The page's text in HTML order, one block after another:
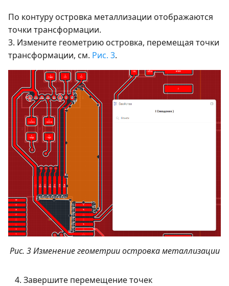
По контуру островка металлизации отображаются
точки трансформации.
3. Измените геометрию островка, перемещая точки
трансформации, см. Рис. 3.
Рис. 3 Изменение геометрии островка металлизации
Завершите перемещение точек